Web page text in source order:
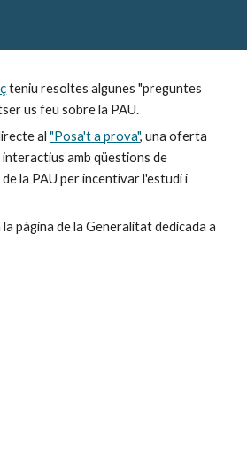
teniu resoltes algunes "preguntes
us feu sobre la PAU.
al "Posa't a prova", una oferta
amb qüestions de
la PAU per incentivar l'estudi i
la pàgina de la Generalitat dedicada a